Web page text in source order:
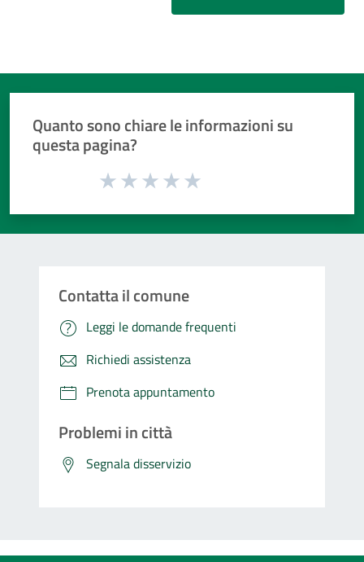
Quanto sono chiare le informazioni su
questa pagina?
Valuta da 1 a 5 stelle la pagina
Contatta il comune
Leggi le domande frequenti
Richiedi assistenza
Prenota appuntamento
Problemi in città
Segnala disservizio